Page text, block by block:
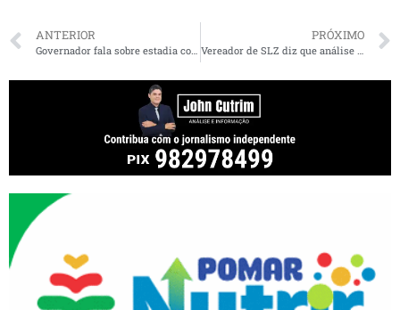
ANTERIOR
Governador fala sobre estadia com Dino no litoral: “um dos homens mais inteligentes e íntegros da história do Brasil”
PRÓXIMO
Vereador de SLZ diz que análise de Miltinho sobre Braide não ser candidato é torcida: “narrativa com um curtíssimo prazo de validade”